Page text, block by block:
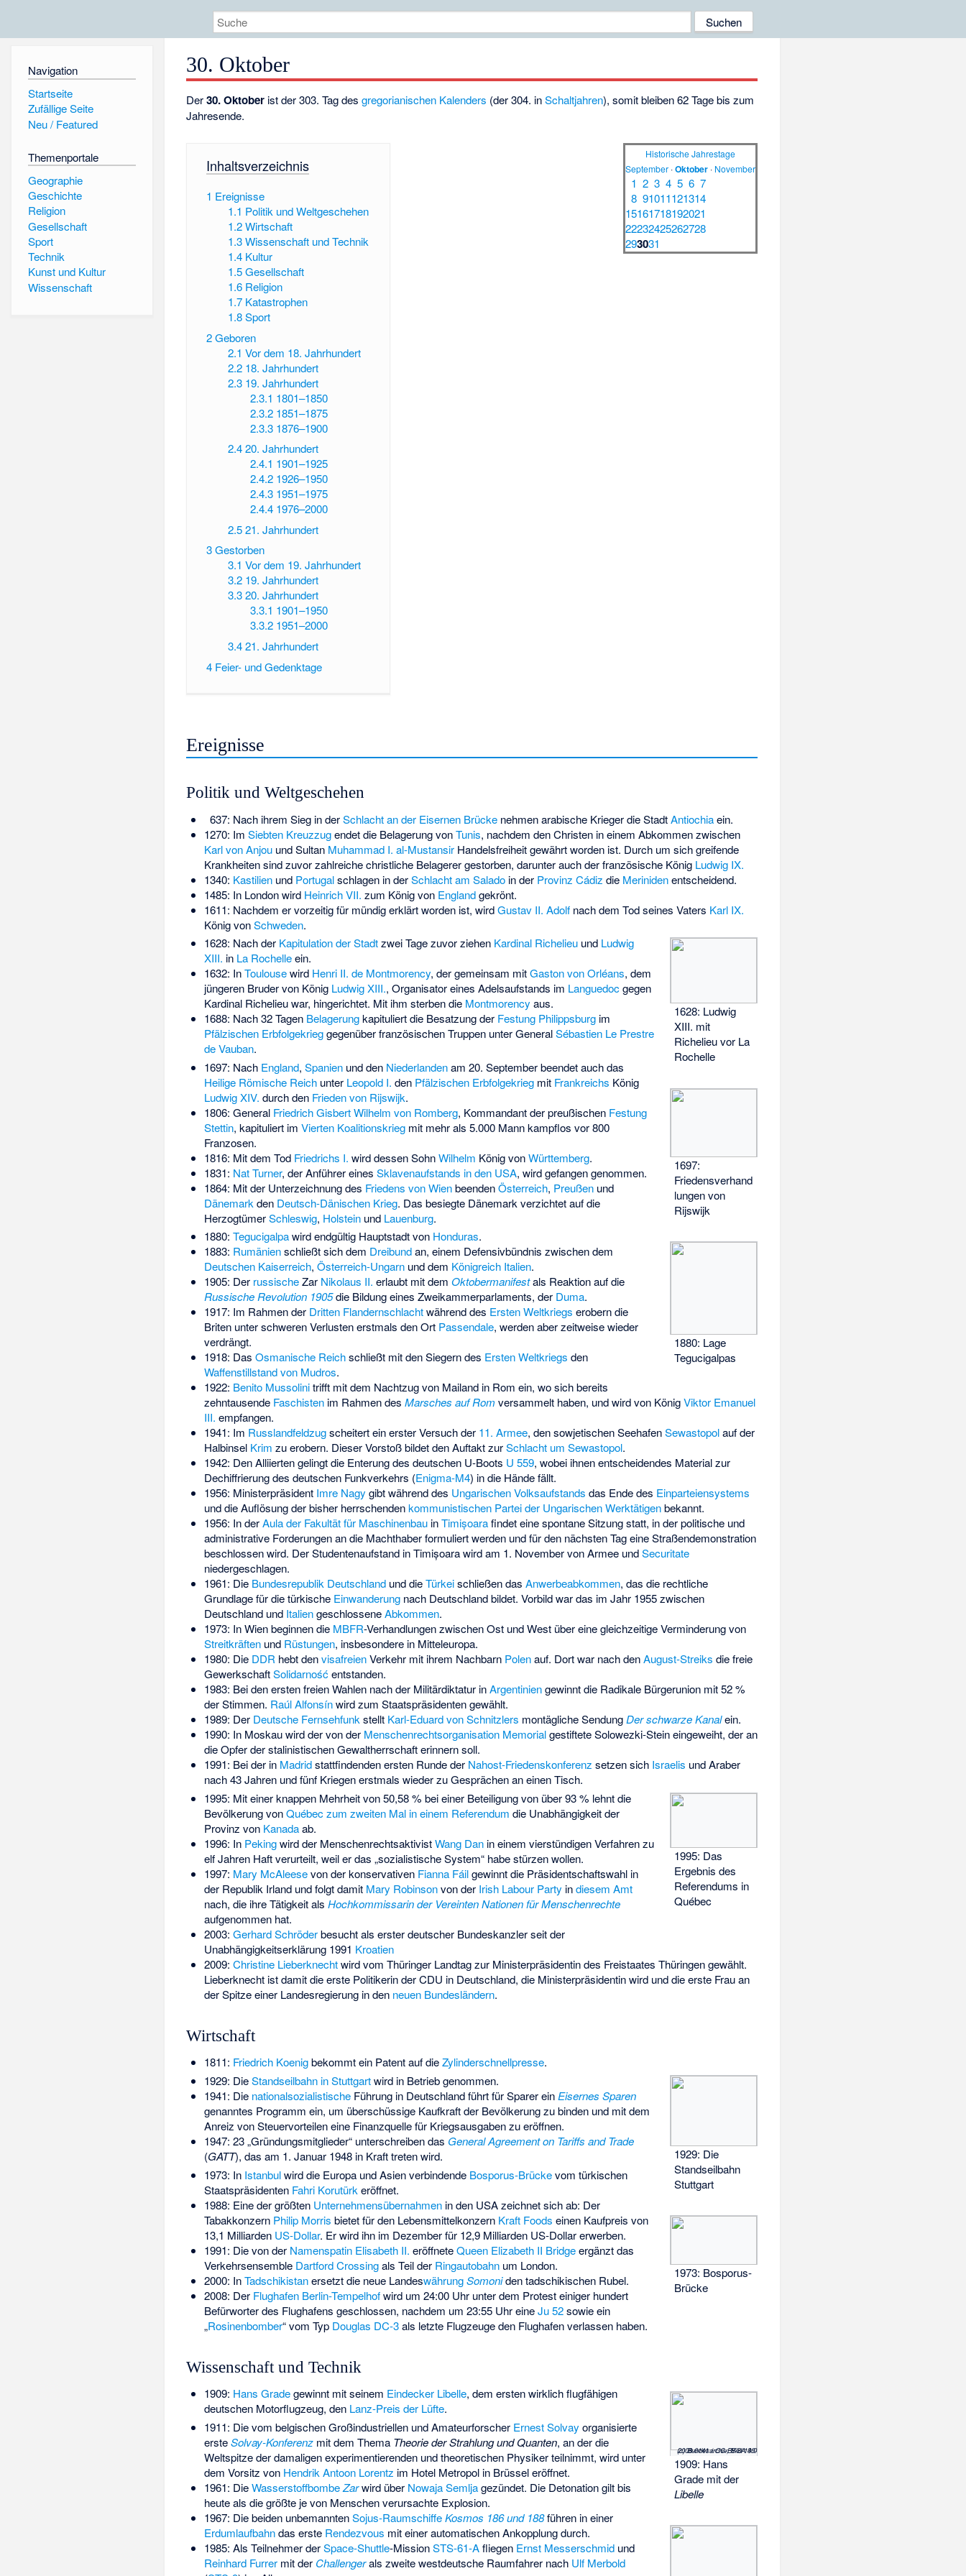
Navigation
Startseite
Zufällige Seite
Neu / Featured
Themenportale
Geographie
Geschichte
Religion
Gesellschaft
Sport
Technik
Kunst und Kultur
Wissenschaft
30. Oktober
Der30. Oktober ist der 303. Tag desgregorianischen Kalenders (der 304. inSchaltjahren), somit bleiben 62 Tage bis zum
Jahresende.
Historische Jahrestage
September ·Oktober · November
1 2 3 4 5 6 7
8 91011121314
15161718192021
22232425262728
293031
Inhaltsverzeichnis
1 Ereignisse
1.1 Politik und Weltgeschehen
1.2 Wirtschaft
1.3 Wissenschaft und Technik
1.4 Kultur
1.5 Gesellschaft
1.6 Religion
1.7 Katastrophen
1.8 Sport
2Geboren
2.1 Vor dem 18. Jahrhundert
2.2 18. Jahrhundert
2.3 19. Jahrhundert
2.3.1 1801–1850
2.3.2 1851–1875
2.3.3 1876–1900
2.4 20. Jahrhundert
2.4.1 1901–1925
2.4.2 1926–1950
2.4.3 1951–1975
2.4.4 1976–2000
2.5 21. Jahrhundert
3Gestorben
3.1 Vor dem 19. Jahrhundert
3.2 19. Jahrhundert
3.3 20. Jahrhundert
3.3.1 1901–1950
3.3.2 1951–2000
3.4 21. Jahrhundert
4 Feier- und Gedenktage
Ereignisse
Politik und Weltgeschehen
637: Nach ihrem Sieg in derSchlacht an der Eisernen Brückenehmen arabische Krieger die StadtAntiochiaein.
1270: Im Siebten Kreuzzugendet die Belagerung vonTunis, nachdem den Christen in einem Abkommen zwischen
Karl von Anjouund Sultan Muhammad I. al-MustansirHandelsfreiheit gewährt worden ist. Durch um sich greifende
Krankheiten sind zuvor zahlreiche christliche Belagerer gestorben, darunter auch der französische König Ludwig IX.
1340: Kastilienund Portugalschlagen in derSchlacht am Saladoin der Provinz Cádiz die Merinidenentscheidend.
1485: In London wird Heinrich VII. zum König von Englandgekrönt.
1611: Nachdem er vorzeitig für mündig erklärt worden ist, wirdGustav II. Adolfnach dem Tod seines Vaters Karl IX.
König vonSchweden.
1628: Ludwig
XIII. mit
Richelieu vor La
Rochelle
1628: Nach der Kapitulation der Stadtzwei Tage zuvor ziehen Kardinal Richelieuund Ludwig
XIII. in La Rochelleein.
1632: InToulousewird Henri II. de Montmorency, der gemeinsam mitGaston von Orléans, dem
jüngeren Bruder von König Ludwig XIII., Organisator eines Adelsaufstands im Languedocgegen
Kardinal Richelieu war, hingerichtet. Mit ihm sterben die Montmorency aus.
1688: Nach 32 Tagen Belagerungkapituliert die Besatzung der Festung Philippsburgim
Pfälzischen Erbfolgekrieggegenüber französischen Truppen unter GeneralSébastien Le Prestre
de Vauban.
1697:
Friedensverhand
lungen von
Rijswijk
1697: Nach England, Spanienund den Niederlandenam 20. September beendet auch das
Heilige Römische Reichunter Leopold I. den Pfälzischen Erbfolgekriegmit Frankreichs König
Ludwig XIV. durch den Frieden von Rijswijk.
1806: General Friedrich Gisbert Wilhelm von Romberg, Kommandant der preußischen Festung
Stettin, kapituliert im Vierten Koalitionskriegmit mehr als 5.000 Mann kampflos vor 800
Franzosen.
1816: Mit dem Tod Friedrichs I. wird dessen SohnWilhelm König vonWürttemberg.
1831: Nat Turner, der Anführer eines Sklavenaufstands in den USA, wird gefangen genommen.
1864: Mit der Unterzeichnung des Friedens von WienbeendenÖsterreich, Preußenund
Dänemark den Deutsch-Dänischen Krieg. Das besiegte Dänemark verzichtet auf die
HerzogtümerSchleswig, Holsteinund Lauenburg.
1880: Lage
Tegucigalpas
1880: Tegucigalpawird endgültig Hauptstadt von Honduras.
1883: Rumänienschließt sich dem Dreibundan, einem Defensivbündnis zwischen dem
Deutschen Kaiserreich, Österreich-Ungarnund dem Königreich Italien.
1905: Der russischeZar Nikolaus II. erlaubt mit dem Oktobermanifestals Reaktion auf die
Russische Revolution 1905die Bildung eines Zweikammerparlaments, der Duma.
1917: Im Rahmen der Dritten Flandernschlachtwährend des Ersten Weltkriegs erobern die
Briten unter schweren Verlusten erstmals den Ort Passendale, werden aber zeitweise wieder
verdrängt.
1918: Das Osmanische Reichschließt mit den Siegern des Ersten Weltkriegs den
Waffenstillstand von Mudros.
1922: Benito Mussolinitrifft mit dem Nachtzug von Mailand in Rom ein, wo sich bereits
zehntausende Faschistenim Rahmen des Marsches auf Rom versammelt haben, und wird von KönigViktor Emanuel
III. empfangen.
1941: Im Russlandfeldzugscheitert ein erster Versuch der 11. Armee, den sowjetischen SeehafenSewastopolauf der
Halbinsel Krim zu erobern. Dieser Vorstoß bildet den Auftakt zurSchlacht um Sewastopol.
1942: Den Alliierten gelingt die Enterung des deutschen U-Boots U 559, wobei ihnen entscheidendes Material zur
Dechiffrierung des deutschen Funkverkehrs (Enigma-M4) in die Hände fällt.
1956: Ministerpräsident Imre Nagy gibt während des Ungarischen Volksaufstands das Ende des Einparteiensystems
und die Auflösung der bisher herrschendenkommunistischen Partei der Ungarischen Werktätigenbekannt.
1956: In derAula der Fakultät für MaschinenbauinTimișoarafindet eine spontane Sitzung statt, in der politische und
administrative Forderungen an die Machthaber formuliert werden und für den nächsten Tag eine Straßendemonstration
beschlossen wird. DerStudentenaufstand in Timișoarawird am 1. November von Armee undSecuritate
niedergeschlagen.
1961: Die Bundesrepublik Deutschlandund dieTürkeischließen das Anwerbeabkommen, das die rechtliche
Grundlage für die türkische Einwanderungnach Deutschland bildet. Vorbild war das im Jahr 1955 zwischen
Deutschland und ItaliengeschlosseneAbkommen.
1973: In Wien beginnen die MBFR-Verhandlungen zwischen Ost und West über eine gleichzeitige Verminderung von
Streitkräftenund Rüstungen, insbesondere in Mitteleuropa.
1980: Die DDRhebt denvisafreienVerkehr mit ihrem Nachbarn Polenauf. Dort war nach denAugust-Streiks die freie
GewerkschaftSolidarnośćentstanden.
1983: Bei den ersten freien Wahlen nach der Militärdiktatur inArgentiniengewinnt die Radikale Bürgerunion mit 52 %
der Stimmen. Raúl Alfonsínwird zum Staatspräsidenten gewählt.
1989: Der Deutsche Fernsehfunkstellt Karl-Eduard von Schnitzlers montägliche SendungDer schwarze Kanalein.
1990: In Moskau wird der von der Menschenrechtsorganisation MemorialgestifteteSolowezki-Steineingeweiht, der an
die Opfer der stalinistischen Gewaltherrschaft erinnern soll.
1991: Bei der in Madridstattfindenden ersten Runde der Nahost-Friedenskonferenz setzen sich Israelis und Araber
nach 43 Jahren und fünf Kriegen erstmals wieder zu Gesprächen an einen Tisch.
1995: Das
Ergebnis des
Referendums in
Québec
1995: Mit einer knappen Mehrheit von 50,58 % bei einer Beteiligung von über 93 % lehnt die
Bevölkerung vonQuébec zum zweiten Mal in einem Referendum die Unabhängigkeit der
Provinz von Kanadaab.
1996: In Pekingwird der MenschenrechtsaktivistWang Danin einem vierstündigen Verfahren zu
elf Jahren Haft verurteilt, weil er das „sozialistische System“ habe stürzen wollen.
1997: Mary McAleesevon der konservativen Fianna Fáilgewinnt die Präsidentschaftswahl in
der Republik Irlandund folgt damit Mary Robinsonvon der Irish Labour Party indiesem Amt
nach, die ihre Tätigkeit als Hochkommissarin der Vereinten Nationen für Menschenrechte
aufgenommen hat.
2003: Gerhard Schröderbesucht als erster deutscher Bundeskanzler seit der
Unabhängigkeitserklärung 1991 Kroatien
2009: Christine Lieberknechtwird vom Thüringer Landtag zur Ministerpräsidentin des Freistaates Thüringen gewählt.
Lieberknecht ist damit die erste Politikerin der CDU in Deutschland, die Ministerpräsidentin wird und die erste Frau an
der Spitze einer Landesregierung in den neuen Bundesländern.
Wirtschaft
1811: Friedrich Koenigbekommt ein Patent auf dieZylinderschnellpresse.
1929: Die
Standseilbahn
Stuttgart
1929: DieStandseilbahn in Stuttgartwird in Betrieb genommen.
1941: Die nationalsozialistischeFührung in Deutschland führt für Sparer ein Eisernes Sparen
genanntes Programm ein, um überschüssige Kaufkraft der Bevölkerung zu binden und mit dem
Anreiz von Steuervorteilen eine Finanzquelle für Kriegsausgaben zu eröffnen.
1947: 23 „Gründungsmitglieder“ unterschreiben das General Agreement on Tariffs and Trade
(GATT), das am 1. Januar 1948 in Kraft treten wird.
1973: Bosporus-
Brücke
1973: In Istanbulwird die Europa und Asien verbindende Bosporus-Brückevom türkischen
Staatspräsidenten Fahri Korutürk eröffnet.
1988: Eine der größten Unternehmensübernahmenin den USA zeichnet sich ab: Der
Tabakkonzern Philip Morris bietet für den Lebensmittelkonzern Kraft Foods einen Kaufpreis von
13,1 Milliarden US-Dollar. Er wird ihn im Dezember für 12,9 Milliarden US-Dollar erwerben.
1991: Die von der Namenspatin Elisabeth II. eröffneteQueen Elizabeth II Bridgeergänzt das
Verkehrsensemble Dartford Crossingals Teil der Ringautobahnum London.
2000: InTadschikistanersetzt die neue Landeswährung Somoniden tadschikischen Rubel.
2008: Der Flughafen Berlin-Tempelhofwird um 24:00 Uhr unter dem Protest einiger hundert
Befürworter des Flughafens geschlossen, nachdem um 23:55 Uhr eineJu 52sowie ein
„Rosinenbomber“ vom Typ Douglas DC-3als letzte Flugzeuge den Flughafen verlassen haben.
Wissenschaft und Technik
(c) Bundesarchiv, Bild 146-2008-0141 / CC-BY-SA 3.0
1909: Hans
Grade mit der
Libelle
1909: Hans Gradegewinnt mit seinem Eindecker Libelle, dem ersten wirklich flugfähigen
deutschen Motorflugzeug, den Lanz-Preis der Lüfte.
1911: Die vom belgischen Großindustriellen und Amateurforscher Ernest Solvay organisierte
ersteSolvay-Konferenzmit dem Thema Theorie der Strahlung und Quanten, an der die
Weltspitze der damaligen experimentierenden und theoretischen Physiker teilnimmt, wird unter
dem Vorsitz von Hendrik Antoon Lorentz im Hotel Metropol in Brüssel eröffnet.
1961: DieWasserstoffbombe Zarwird über Nowaja Semljagezündet. Die Detonation gilt bis
heute als die größte je von Menschen verursachte Explosion.
1967: Die beiden unbemanntenSojus-Raumschiffe Kosmos 186 und 188führen in einer
Erdumlaufbahndas erste Rendezvous mit einer automatischen Ankopplung durch.
1985: Als Teilnehmer derSpace-Shuttle-MissionSTS-61-Afliegen Ernst Messerschmidund
Reinhard Furrermit der Challengerals zweite westdeutsche Raumfahrer nach Ulf Merbold